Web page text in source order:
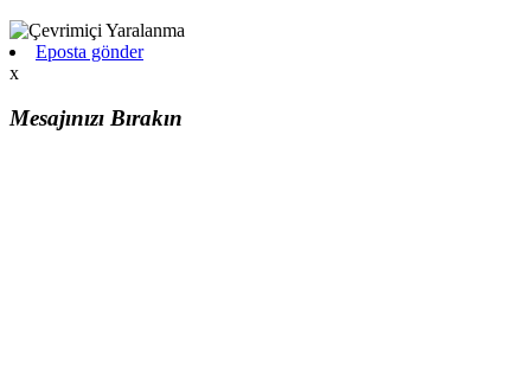
Eposta gönder
x
Mesajınızı Bırakın